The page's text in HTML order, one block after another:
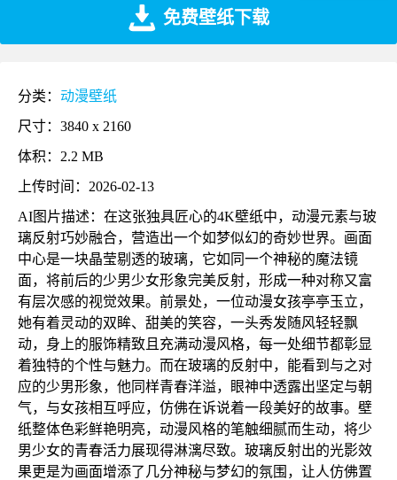
免费壁纸下载
分类： 动漫壁纸
尺寸：3840 x 2160
体积：2.2 MB
上传时间：2026-02-13
AI图片描述：在这张独具匠心的4K壁纸中，动漫元素与玻
璃反射巧妙融合，营造出一个如梦似幻的奇妙世界。画面
中心是一块晶莹剔透的玻璃，它如同一个神秘的魔法镜
面，将前后的少男少女形象完美反射，形成一种对称又富
有层次感的视觉效果。前景处，一位动漫女孩亭亭玉立，
她有着灵动的双眸、甜美的笑容，一头秀发随风轻轻飘
动，身上的服饰精致且充满动漫风格，每一处细节都彰显
着独特的个性与魅力。而在玻璃的反射中，能看到与之对
应的少男形象，他同样青春洋溢，眼神中透露出坚定与朝
气，与女孩相互呼应，仿佛在诉说着一段美好的故事。壁
纸整体色彩鲜艳明亮，动漫风格的笔触细腻而生动，将少
男少女的青春活力展现得淋漓尽致。玻璃反射出的光影效
果更是为画面增添了几分神秘与梦幻的氛围，让人仿佛置